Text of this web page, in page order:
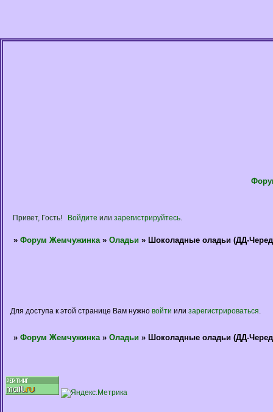
Привет, Гость! Войдите или зарегистрируйтесь.
» Форум Жемчужинка » Оладьи » Шоколадные оладьи (ДД-
Для доступа к этой странице Вам нужно войти или зарегистрироваться
» Форум Жемчужинка » Оладьи » Шоколадные оладьи (ДД-